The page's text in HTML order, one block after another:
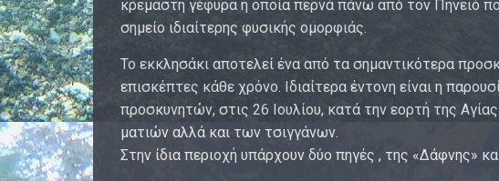
κρεμαστή γέφυρα η οποία περνά πάνω από τον Πηνειό
σημείο ιδιαίτερης φυσικής ομορφιάς.
Το εκκλησάκι αποτελεί ένα από τα σημαντικότερα
επισκέπτες κάθε χρόνο. Ιδιαίτερα έντονη είναι η
προσκυνητών, στις 26 Ιουλίου, κατά την εορτή της
ματιών αλλά και των τσιγγάνων.
Στην ίδια περιοχή υπάρχουν δύο πηγές , της «Δάφνης»